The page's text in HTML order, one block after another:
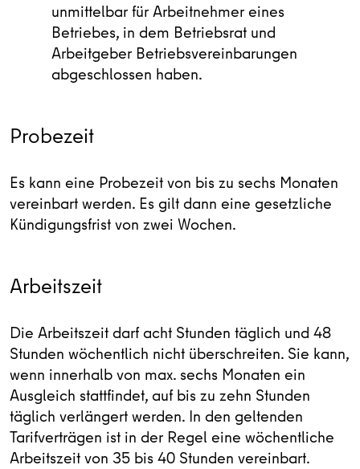
unmittelbar für Arbeitnehmer eines
Betriebes, in dem Betriebsrat und
Arbeitgeber Betriebsvereinbarungen
abgeschlossen haben.
Probezeit
Es kann eine Probezeit von bis zu sechs Monaten
vereinbart werden. Es gilt dann eine gesetzliche
Kündigungsfrist von zwei Wochen.
Arbeitszeit
Die Arbeitszeit darf acht Stunden täglich und 48
Stunden wöchentlich nicht überschreiten. Sie kann,
wenn innerhalb von max. sechs Monaten ein
Ausgleich stattfindet, auf bis zu zehn Stunden
täglich verlängert werden. In den geltenden
Tarifverträgen ist in der Regel eine wöchentliche
Arbeitszeit von 35 bis 40 Stunden vereinbart.